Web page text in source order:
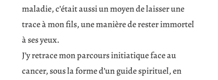
maladie, c’était aussi un moyen de laisser une
trace à mon fils, une manière de rester immortel
à ses yeux.
J’y retrace mon parcours initiatique face au
cancer, sous la forme d’un guide spirituel, en